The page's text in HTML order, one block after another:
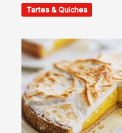
Tartes & Quiches